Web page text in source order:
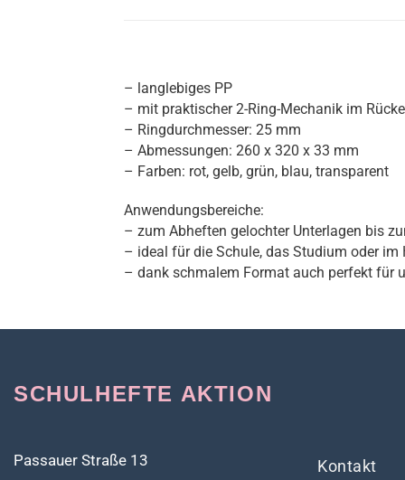
– langlebiges PP
– mit praktischer 2-Ring-Mechanik im
– Ringdurchmesser: 25 mm
– Abmessungen: 260 x 320 x 33 mm
– Farben: rot, gelb, grün, blau, transparent
Anwendungsbereiche:
– zum Abheften gelochter Unterlagen bis
– ideal für die Schule, das Studium oder im
– dank schmalem Format auch perfekt für
SCHULHEFTE AKTION
Passauer Straße 13
Kontakt